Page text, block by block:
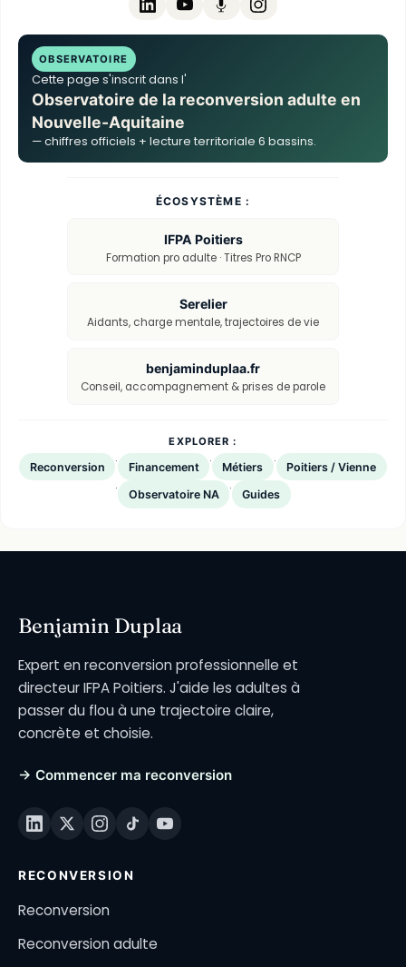
OBSERVATOIRE
Cette page s'inscrit dans l'
Observatoire de la reconversion adulte en
Nouvelle-Aquitaine
— chiffres officiels + lecture territoriale 6 bassins.
ÉCOSYSTÈME :
IFPA Poitiers
Formation pro adulte · Titres Pro RNCP
Serelier
Aidants, charge mentale, trajectoires de vie
benjaminduplaa.fr
Conseil, accompagnement & prises de parole
EXPLORER :
Reconversion · Financement · Métiers · Poitiers / Vienne
· Observatoire NA · Guides
Benjamin Duplaa
Expert en reconversion professionnelle et
directeur IFPA Poitiers. J'aide les adultes à
passer du flou à une trajectoire claire,
concrète et choisie.
→ Commencer ma reconversion
RECONVERSION
Reconversion
Reconversion adulte